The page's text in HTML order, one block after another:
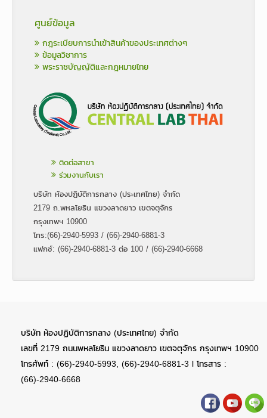
ศูนย์ข้อมูล
กฎระเบียบการนำเข้าสินค้าของประเทศต่างๆ
ข้อมูลวิชาการ
พระราชบัญญัติและกฎหมายไทย
ติดต่อสาขา
ร่วมงานกับเรา
บริษัท ห้องปฏิบัติการกลาง (ประเทศไทย) จำกัด
2179 ถ.พหลโยธิน แขวงลาดยาว เขตจตุจักร
กรุงเทพฯ 10900
โทร:(66)-2940-5993 / (66)-2940-6881-3
แฟกซ์: (66)-2940-6881-3 ต่อ 100 / (66)-2940-6668
บริษัท ห้องปฏิบัติการกลาง (ประเทศไทย) จำกัด
เลขที่ 2179 ถนนพหลโยธิน แขวงลาดยาว เขตจตุจักร กรุงเทพฯ 10900
โทรศัพท์ : (66)-2940-5993, (66)-2940-6881-3 l โทรสาร :
(66)-2940-6668